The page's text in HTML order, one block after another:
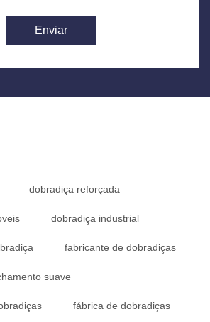
Enviar
dobradiça reforçada
dobradiça industrial
fabricante de dobradiças
suave
fábrica de dobradiças